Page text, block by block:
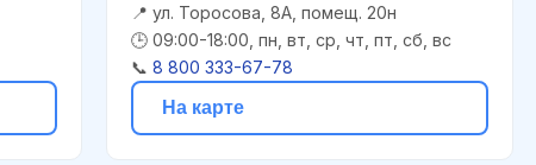
📍 ул. Торосова, 8А, помещ. 20н
🕒 09:00-18:00, пн, вт, ср, чт, пт, сб, вс
📞8 800 333-67-78
На карте